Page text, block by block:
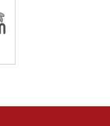
کلیه حقوق مادی و